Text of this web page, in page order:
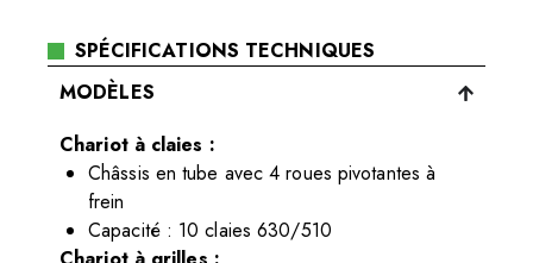
SPÉCIFICATIONS TECHNIQUES
MODÈLES
Chariot à claies :
Châssis en tube avec 4 roues pivotantes à
frein
Capacité : 10 claies 630/510